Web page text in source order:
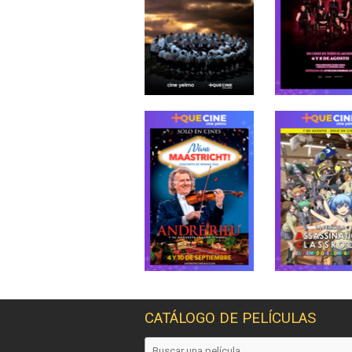
CATÁLOGO DE PELÍCULAS